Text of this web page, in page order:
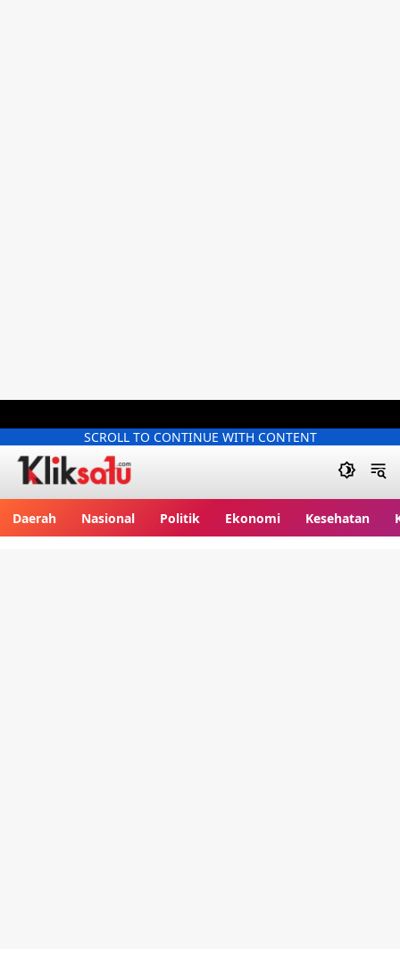
SCROLL TO CONTINUE WITH CONTENT
Daerah Nasional Politik Ekonomi Kesehatan